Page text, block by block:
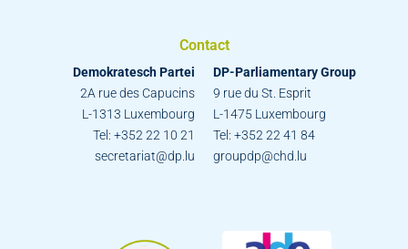
Contact
Demokratesch Partei
2A rue des Capucins
L-1313 Luxembourg
Tel: +352 22 10 21
secretariat@dp.lu
DP-Parliamentary Group
9 rue du St. Esprit
L-1475 Luxembourg
Tel: +352 22 41 84
groupdp@chd.lu